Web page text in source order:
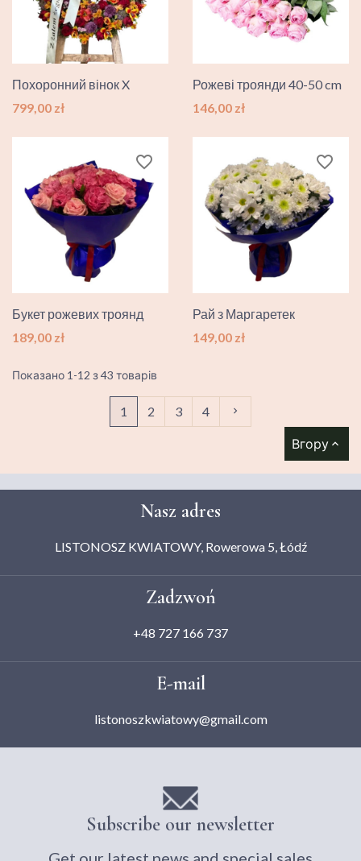
Похоронний вінок X
Ціна
799,00 zł
Рожеві троянди 40-50 cm
Ціна
146,00 zł
Букет рожевих троянд
Ціна
189,00 zł
favorite_border
Рай з Маргаретек
Ціна
149,00 zł
favorite_border
Показано 1-12 з 43 товарів
1 2 3 4 Далі

Вгору 
Nasz adres
LISTONOSZ KWIATOWY, Rowerowa 5, Łódź
Zadzwoń
+48 727 166 737
E-mail
listonoszkwiatowy@gmail.com
Subscribe our newsletter